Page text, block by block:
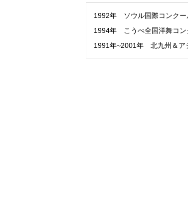
1992年 ソウル国際コンク
1994年 こうべ全国洋舞コ
1991年~2001年 北九州＆ア